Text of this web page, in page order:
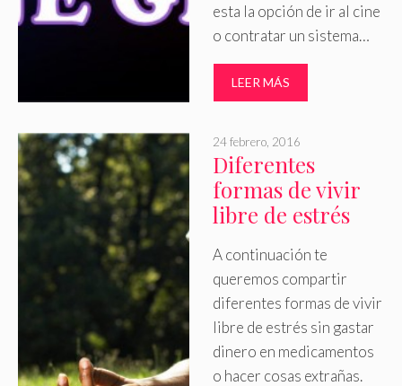
esta la opción de ir al cine
o contratar un sistema…
LEER MÁS
Diferentes
formas de vivir
libre de estrés
24 febrero, 2016
A continuación te
queremos compartir
diferentes formas de vivir
libre de estrés sin gastar
dinero en medicamentos
o hacer cosas extrañas.